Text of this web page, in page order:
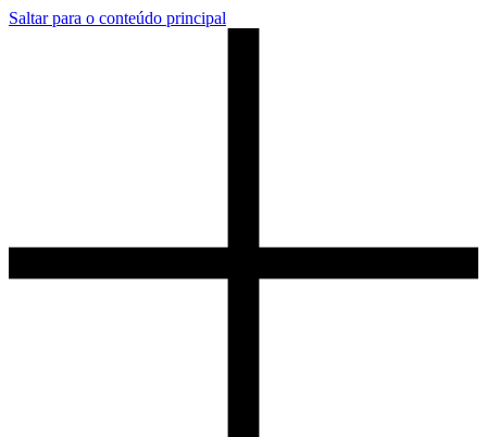
Saltar para o conteúdo principal